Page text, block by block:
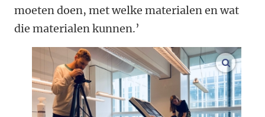
moeten doen, met welke materialen en wat
die materialen kunnen.’